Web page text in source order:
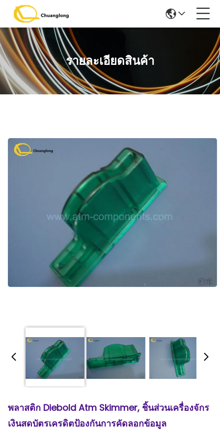
รายละเอียดสินค้า
พลาสติก Diebold Atm Skimmer, ชิ้นส่วนเครื่องจักร
เงินสดบัตรเครดิตป้องกันการคัดลอกข้อมูล